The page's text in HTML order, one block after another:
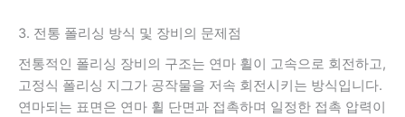
3. 전통 폴리싱 방식 및 장비의 문제점
전통적인 폴리싱 장비의 구조는 연마 휠이 고속으로 회전하고,
고정식 폴리싱 지그가 공작물을 저속 회전시키는 방식입니다.
연마되는 표면은 연마 휠 단면과 접촉하며 일정한 접촉 압력이